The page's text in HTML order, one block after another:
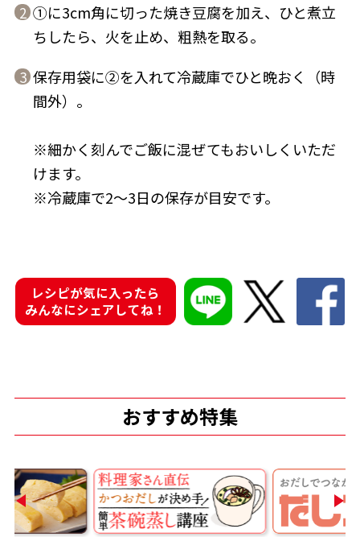
新鮮一番 『氷熟®』
『踊り節』
鰹節屋の
だしパック
商品情報一覧
2 ①に3cm角に切った焼き豆腐を加え、ひと煮立
ちしたら、火を止め、粗熱を取る。
3 保存用袋に②を入れて冷蔵庫でひと晩おく（時
間外）。
※細かく刻んでご飯に混ぜてもおいしくいただ
けます。
※冷蔵庫で2～3日の保存が目安です。
レシピが気に入ったら
みんなにシェアしてね！
おすすめ特集